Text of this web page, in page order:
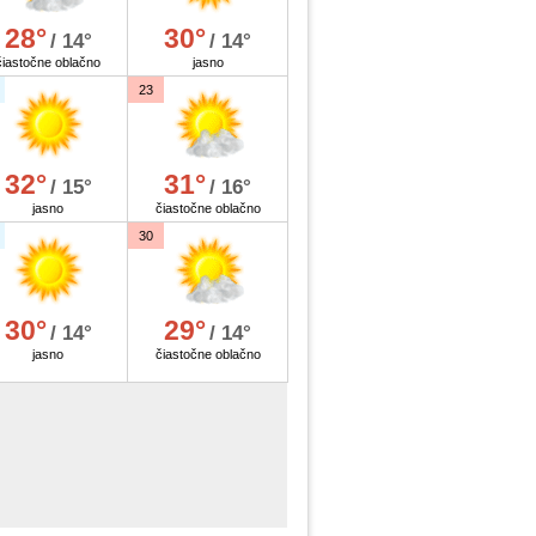
28°/ 14°
oblačno
30°/ 14°
jasno
32°/ 15°
jasno
23
31°/ 16°
čiastočne oblačno
30°/ 14°
jasno
30
29°/ 14°
čiastočne oblačno